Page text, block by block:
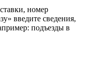
номер
введите сведения,
подъезды в